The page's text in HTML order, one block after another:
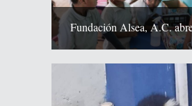
Fundación Alsea, A.C.